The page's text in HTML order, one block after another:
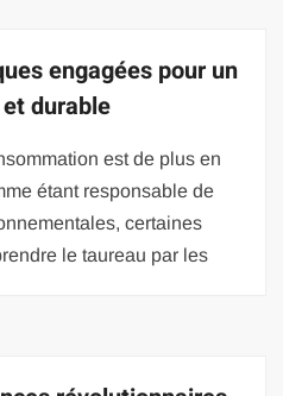
engagées pour un
durable
est de plus en
étant responsable de
certaines
le taureau par les